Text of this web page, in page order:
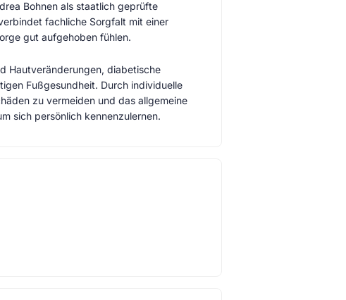
Bohnen als staatlich geprüfte
fachliche Sorgfalt mit einer
gut aufgehoben fühlen.
Hautveränderungen, diabetische
Fußgesundheit. Durch individuelle
zu vermeiden und das allgemeine
sich persönlich kennenzulernen.